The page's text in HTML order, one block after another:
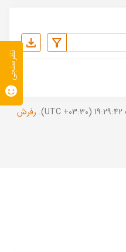
رفرش
نظرسنجی